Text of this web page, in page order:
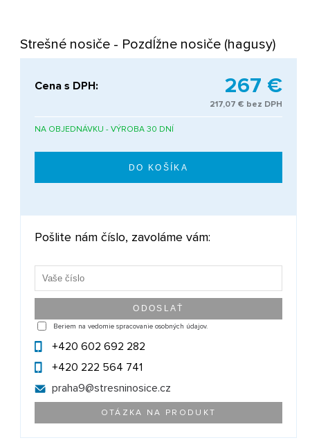
Strešné nosiče - Pozdĺžne nosiče (hagusy)
Cena s DPH: 267 €
217,07 € bez DPH
NA OBJEDNÁVKU - VÝROBA 30 DNÍ
Pošlite nám číslo, zavoláme vám:
Beriem na vedomie spracovanie osobných údajov.
+420 602 692 282
+420 222 564 741
praha9@stresninosice.cz
OTÁZKA NA PRODUKT